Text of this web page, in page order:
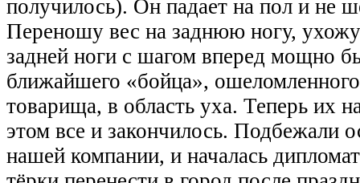
получилось). Он падает на пол и не
Переношу вес на заднюю ногу,
задней ноги с шагом вперед мощно
ближайшего «бойца»,
товарища, в область уха. Теперь их
этом все и закончилось. Подбежали
нашей компании, и началась